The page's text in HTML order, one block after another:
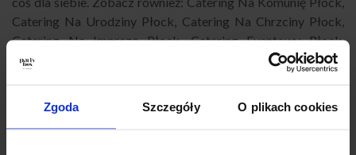
Zgoda Szczegóły O plikach cookies
Catering Na Urodziny Płock
Catering Na Chrzciny Płock
Catering Na Imprezę Płock,Catering Eventowy Płock,
Catering Dla Firm Płock
Catering Na Imprezy Domowe
Catering Okolicznościowy Płock
Catering Andrzejkowy Płock,Catering na Karnawał Płock